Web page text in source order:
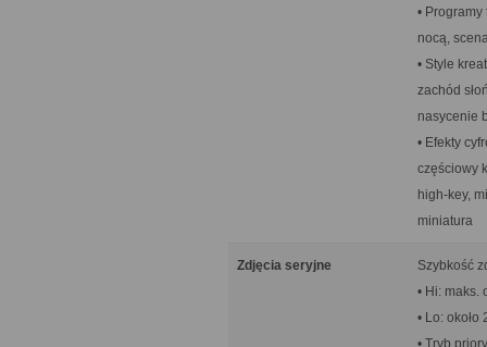
•
nocą,
• Style
zachód
nasycenie
• Efekty
częściowy
high-key,
miniatura
Zdjęcia seryjne
Szybkość
• Hi: maks.
• Lo: około
• Tryb